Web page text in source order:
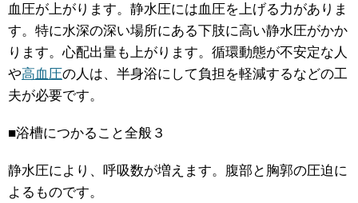
血圧が上がります。静水圧には血圧を上げる力がありま
す。特に水深の深い場所にある下肢に高い静水圧がかか
ります。心配出量も上がります。循環動態が不安定な人
や高血圧の人は、半身浴にして負担を軽減するなどの工
夫が必要です。
■浴槽につかること全般３
静水圧により、呼吸数が増えます。腹部と胸郭の圧迫に
よるものです。